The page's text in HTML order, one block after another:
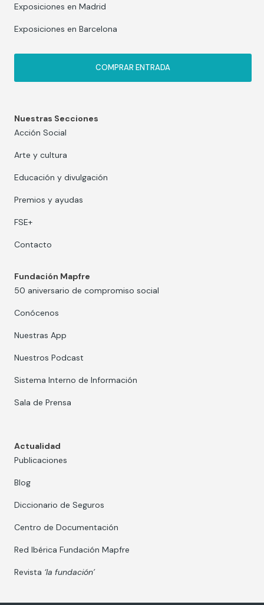
Exposiciones en Madrid
Exposiciones en Barcelona
COMPRAR ENTRADA
Nuestras Secciones
Acción Social
Arte y cultura
Educación y divulgación
Premios y ayudas
FSE+
Contacto
Fundación Mapfre
50 aniversario de compromiso social
Conócenos
Nuestras App
Nuestros Podcast
Sistema Interno de Información
Sala de Prensa
Actualidad
Publicaciones
Blog
Diccionario de Seguros
Centro de Documentación
Red Ibérica Fundación Mapfre
Revista ‘la fundación’